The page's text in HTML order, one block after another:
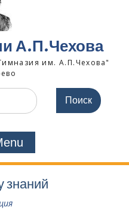
А.П.Чехова
им. А.П.Чехова"
знаний